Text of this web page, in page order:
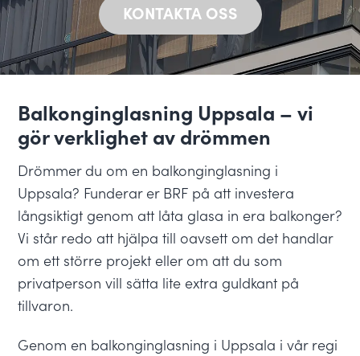
KONTAKTA OSS
Balkonginglasning Uppsala – vi
gör verklighet av drömmen
Drömmer du om en balkonginglasning i
Uppsala? Funderar er BRF på att investera
långsiktigt genom att låta glasa in era balkonger?
Vi står redo att hjälpa till oavsett om det handlar
om ett större projekt eller om att du som
privatperson vill sätta lite extra guldkant på
tillvaron.
Genom en balkonginglasning i Uppsala i vår regi